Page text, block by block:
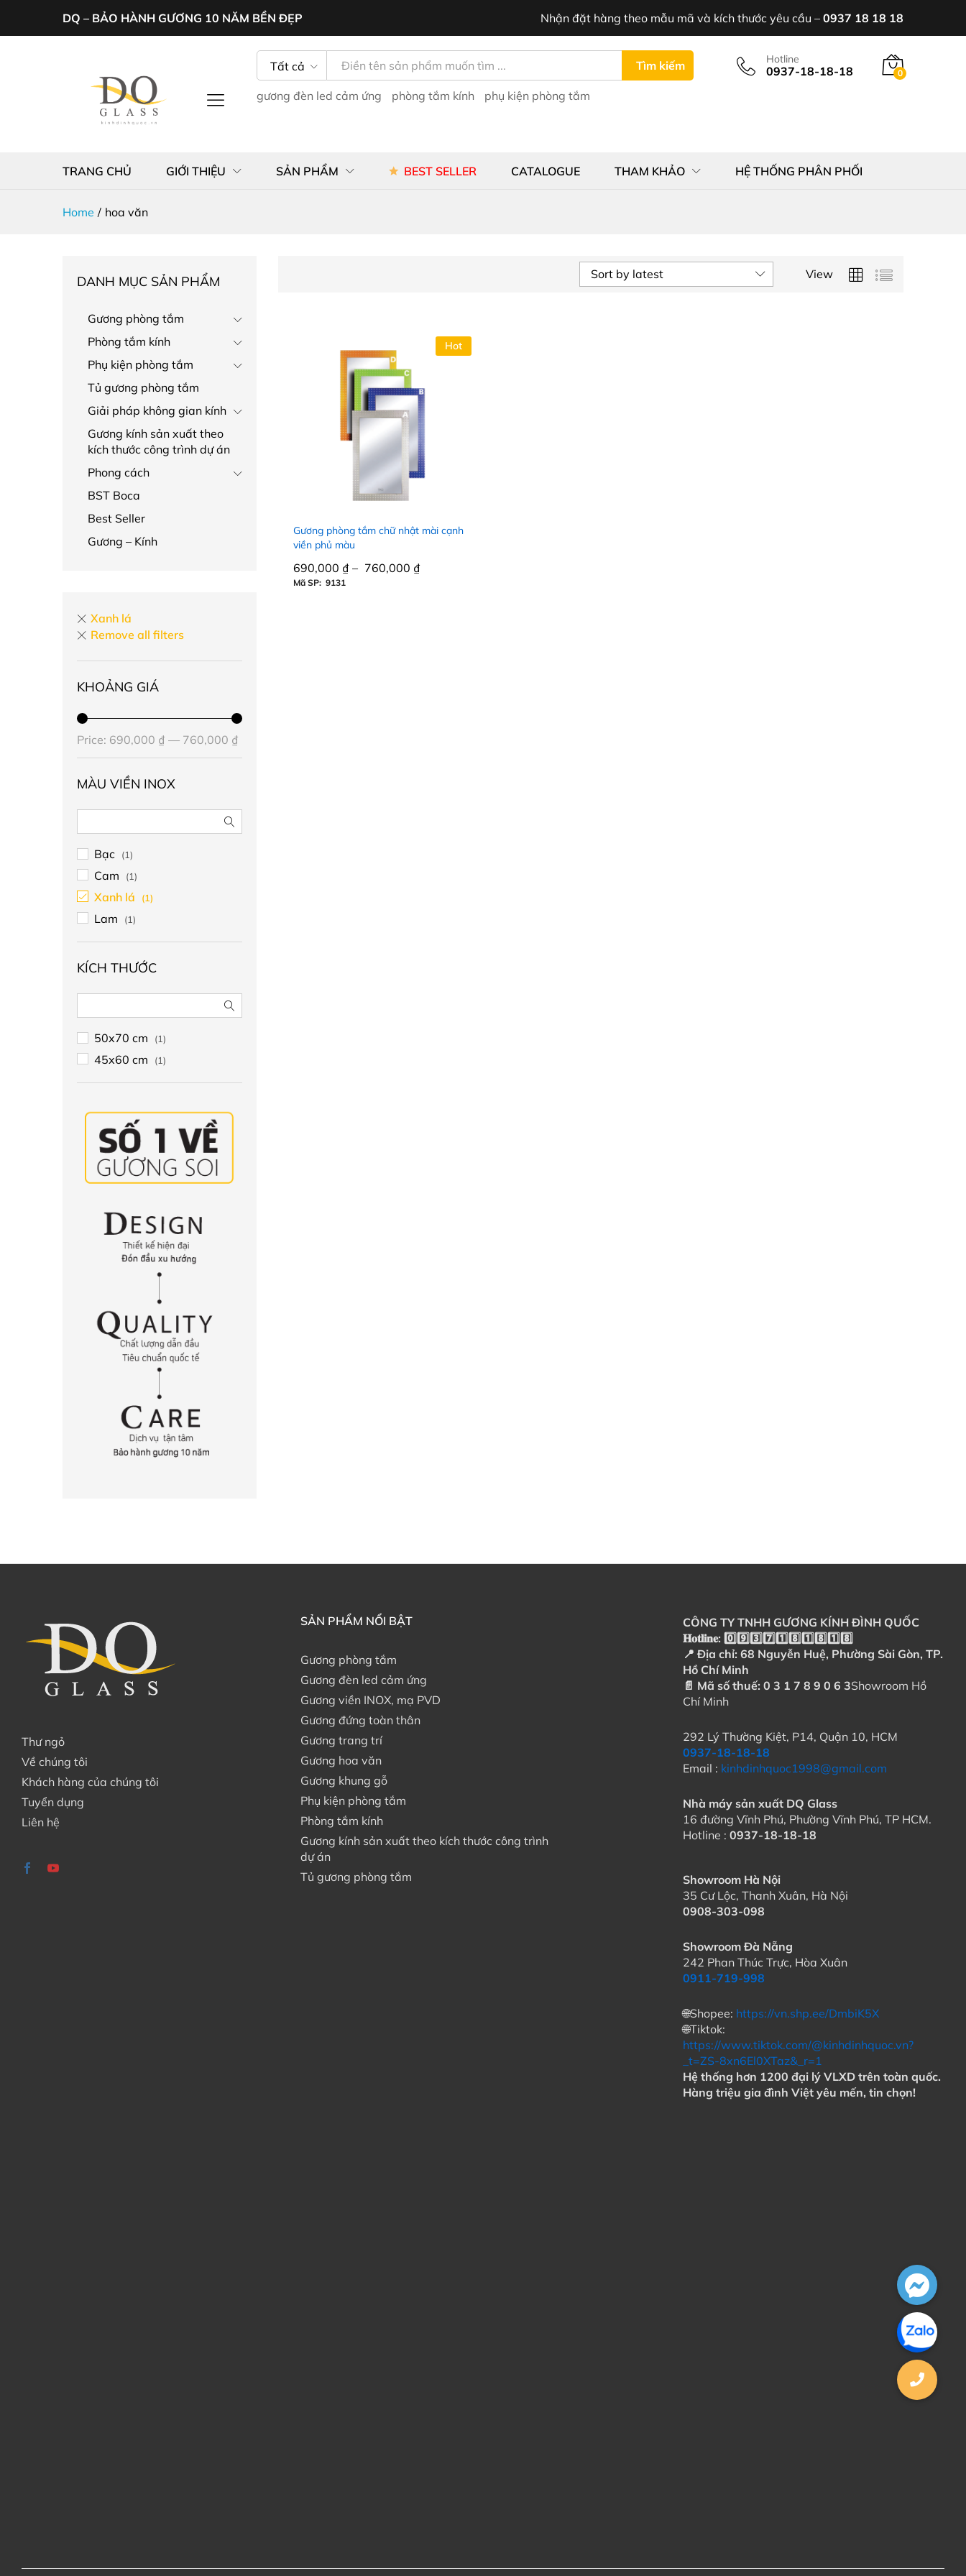
DQ – BẢO HÀNH GƯƠNG 10 NĂM BỀN ĐẸP Nhận đặt hàng theo mẫu mã và kích thước yêu cầu – 0937 18 18 18
Tất cả Tìm kiếm
gương đèn led cảm ứng phòng tắm kính phụ kiện phòng tắm
Hotline
0937-18-18-18 0
TRANG CHỦ GIỚI THIỆU SẢN PHẨM BEST SELLER CATALOGUE THAM KHẢO HỆ THỐNG PHÂN PHỐI
Home / hoa văn
View
Sort by latest
Hot
Gương phòng tắm chữ nhật mài cạnh
viền phủ màu
690,000 ₫ – 760,000 ₫
Mã SP: 9131
690,000 ₫ 760,000 ₫
DANH MỤC SẢN PHẨM
Gương phòng tắm
Phòng tắm kính
Phụ kiện phòng tắm
Tủ gương phòng tắm
Giải pháp không gian kính
Gương kính sản xuất theo
kích thước công trình dự án
Phong cách
BST Boca
Best Seller
Gương – Kính
Xanh lá
Remove all filters
KHOẢNG GIÁ
Price: 690,000 ₫ — 760,000 ₫
MÀU VIỀN INOX
Bạc (1)
Cam (1)
Xanh lá (1)
Lam (1)
KÍCH THƯỚC
50x70 cm (1)
45x60 cm (1)
Thư ngỏ
Về chúng tôi
Khách hàng của chúng tôi
Tuyển dụng
Liên hệ
SẢN PHẨM NỔI BẬT
Gương phòng tắm
Gương đèn led cảm ứng
Gương viền INOX, mạ PVD
Gương đứng toàn thân
Gương trang trí
Gương hoa văn
Gương khung gỗ
Phụ kiện phòng tắm
Phòng tắm kính
Gương kính sản xuất theo kích thước công trình
dự án
Tủ gương phòng tắm
CÔNG TY TNHH GƯƠNG KÍNH ĐÌNH QUỐC
𝐇𝐨𝐭𝐥𝐢𝐧𝐞: 0️⃣9️⃣3️⃣7️⃣1️⃣8️⃣1️⃣8️⃣1️⃣8️⃣
📍 Địa chỉ: 68 Nguyễn Huệ, Phường Sài Gòn, TP.
Hồ Chí Minh
📄 Mã số thuế: 0 3 1 7 8 9 0 6 3Showroom Hồ
Chí Minh
292 Lý Thường Kiệt, P14, Quận 10, HCM
0937-18-18-18
Email : kinhdinhquoc1998@gmail.com
Nhà máy sản xuất DQ Glass
16 đường Vĩnh Phú, Phường Vĩnh Phú, TP HCM.
Hotline : 0937-18-18-18
Showroom Hà Nội
35 Cư Lộc, Thanh Xuân, Hà Nội
0908-303-098
Showroom Đà Nẵng
242 Phan Thúc Trực, Hòa Xuân
0911-719-998
🌐Shopee: https://vn.shp.ee/DmbiK5X
🌐Tiktok:
https://www.tiktok.com/@kinhdinhquoc.vn?
_t=ZS-8xn6El0XTaz&_r=1
Hệ thống hơn 1200 đại lý VLXD trên toàn quốc.
Hàng triệu gia đình Việt yêu mến, tin chọn!